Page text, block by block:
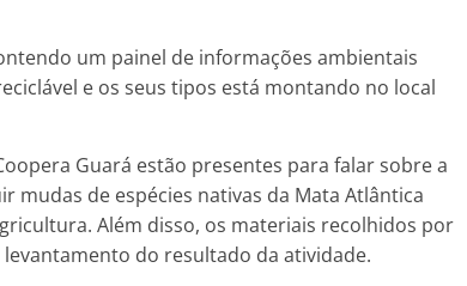
um painel de informações ambientais
e os seus tipos está montando no local
Guará estão presentes para falar sobre a
de espécies nativas da Mata Atlântica
Além disso, os materiais recolhidos por
do resultado da atividade.